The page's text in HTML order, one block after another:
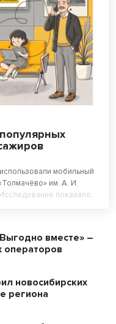
мобильный
им. А. И.
показало,
миллениалы (29–44
вместе» –
операторов
новосибирских
региона